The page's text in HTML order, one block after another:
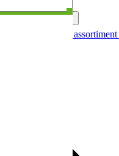
Nieuw in ons assortiment